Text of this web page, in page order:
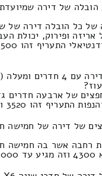
של כל הובלה דירה של
אריזה ופירוק, יכולת
של ארבעה חדרים
זהו 3520 ועד 1850 ש"ח.
רחבה אשר בה חמישה